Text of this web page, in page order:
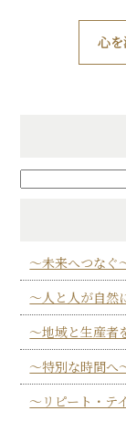
心
～未来へつなぐ
～人と人が自然
～地域と生産者
～特別な時間へ
～リピート・テ